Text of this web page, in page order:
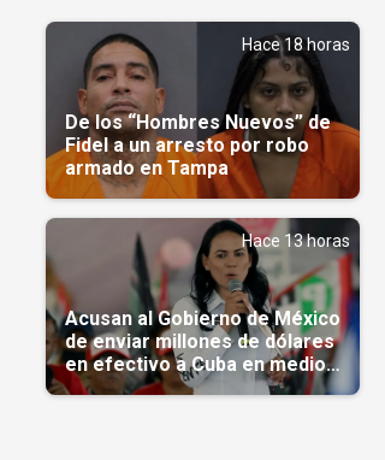
Hace 18 horas
De los “Hombres Nuevos” de
Fidel a un arresto por robo
armado en Tampa
Hace 13 horas
Acusan al Gobierno de México
de enviar millones de dólares
en efectivo a Cuba en medio
de la crisis de la Isla